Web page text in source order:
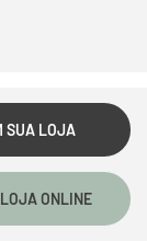
SUA LOJA
ONLINE